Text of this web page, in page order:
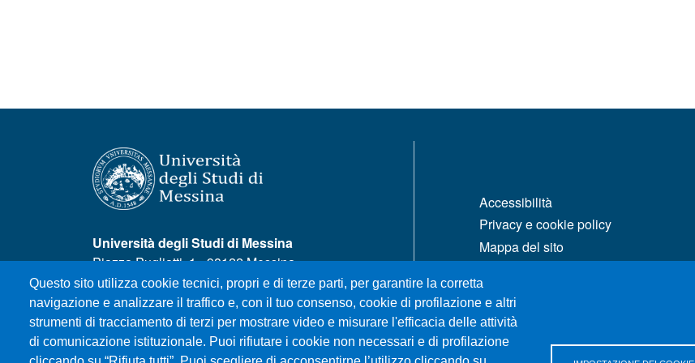
Questo sito utilizza cookie tecnici, propri e di terze parti, per garantire la corretta
navigazione e analizzare il traffico e, con il tuo consenso, cookie di profilazione e altri
strumenti di tracciamento di terzi per mostrare video e misurare l'efficacia delle attività
di comunicazione istituzionale. Puoi rifiutare i cookie non necessari e di profilazione
Università degli Studi di Messina
Piazza Pugliatti, 1 - 98122 Messina
Cod. Fiscale 80004070837
P.IVA 00724160833
Centralino: 090 676 1
MENÙ SOCIAL
Accessibilità
Privacy e cookie policy
Mappa del sito